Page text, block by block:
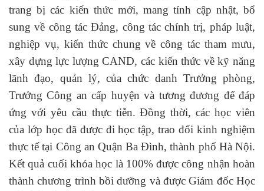
trang bị các kiến thức mới, mang tính cập nhật, bổ
sung về công tác Đảng, công tác chính trị, pháp luật,
nghiệp vụ, kiến thức chung về công tác tham mưu,
xây dựng lực lượng CAND, các kiến thức về kỹ năng
lãnh đạo, quản lý, của chức danh Trưởng phòng,
Trưởng Công an cấp huyện và tương đương để đáp
ứng với yêu cầu thực tiễn. Đồng thời, các học viên
của lớp học đã được đi học tập, trao đổi kinh nghiệm
thực tế tại Công an Quận Ba Đình, thành phố Hà Nội.
Kết quả cuối khóa học là 100% được công nhận hoàn
thành chương trình bồi dưỡng và được Giám đốc Học